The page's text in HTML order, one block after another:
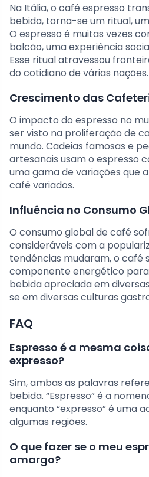
Na Itália, o café espresso
bebida, torna-se um ritual,
O espresso é muitas vezes
balcão, uma experiência
Esse ritual atravessou
do cotidiano de várias nações.
Crescimento das
O impacto do espresso no
ser visto na proliferação de
mundo. Cadeias famosas e
artesanais usam o espresso
uma gama de variações que
café variados.
Influência no Consumo
O consumo global de café
consideráveis com a
tendências mudaram, o café
componente energético
bebida apreciada em
se em diversas culturas
FAQ
Espresso é a mesma
expresso?
Sim, ambas as palavras
bebida. “Espresso” é a
enquanto “expresso” é uma
algumas regiões.
O que fazer se o meu
amargo?